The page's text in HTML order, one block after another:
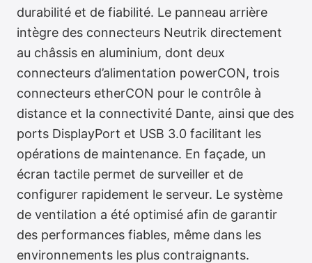
durabilité et de fiabilité. Le panneau arrière
intègre des connecteurs Neutrik directement
au châssis en aluminium, dont deux
connecteurs d’alimentation powerCON, trois
connecteurs etherCON pour le contrôle à
distance et la connectivité Dante, ainsi que des
ports DisplayPort et USB 3.0 facilitant les
opérations de maintenance. En façade, un
écran tactile permet de surveiller et de
configurer rapidement le serveur. Le système
de ventilation a été optimisé afin de garantir
des performances fiables, même dans les
environnements les plus contraignants.